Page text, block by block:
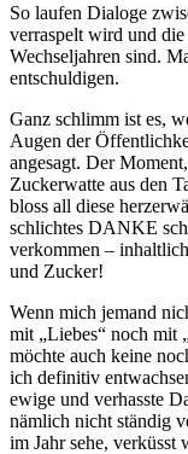
So laufen Dialoge
verraspelt wird und
Wechseljahren sind.
entschuldigen.
Ganz schlimm ist es,
Augen der
angesagt. Der
Zuckerwatte aus den
bloss all diese
schlichtes DANKE
verkommen –
und Zucker!
Wenn mich jemand
mit „Liebes“ noch mit
möchte auch keine
ich definitiv
ewige und verhasste
nämlich nicht ständig
im Jahr sehe, verküsst